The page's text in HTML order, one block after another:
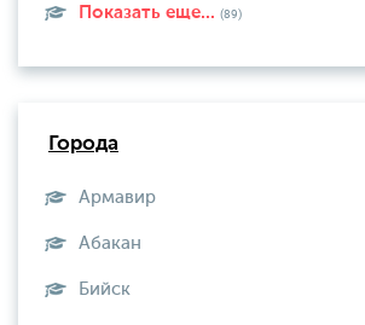
Показать еще... (89)
Города
Армавир
Абакан
Бийск